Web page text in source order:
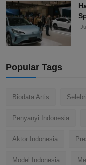
Popular Tags
Biodata Artis
Penyanyi Indonesia
Aktor Indonesia
Model Indonesia